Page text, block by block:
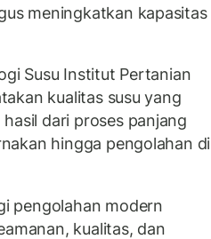
meningkatkan kapasitas
Susu Institut Pertanian
kualitas susu yang
dari proses panjang
hingga pengolahan di
pengolahan modern
kualitas, dan